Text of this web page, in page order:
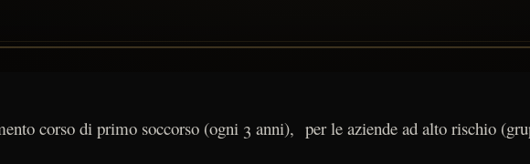
corso di primo soccorso (ogni 3 anni), per le aziende ad alto rischio